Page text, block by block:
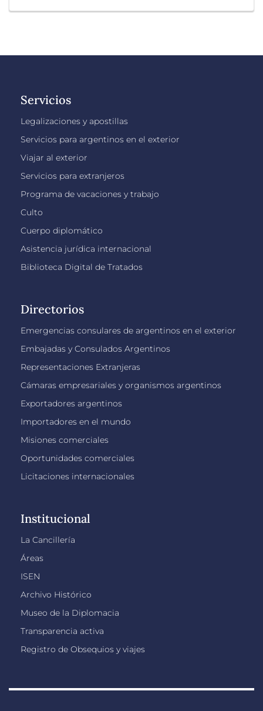
Servicios
Legalizaciones y apostillas
Servicios para argentinos en el exterior
Viajar al exterior
Servicios para extranjeros
Programa de vacaciones y trabajo
Culto
Cuerpo diplomático
Asistencia jurídica internacional
Biblioteca Digital de Tratados
Directorios
Emergencias consulares de argentinos en el exterior
Embajadas y Consulados Argentinos
Representaciones Extranjeras
Cámaras empresariales y organismos argentinos
Exportadores argentinos
Importadores en el mundo
Misiones comerciales
Oportunidades comerciales
Licitaciones internacionales
Institucional
La Cancillería
Áreas
ISEN
Archivo Histórico
Museo de la Diplomacia
Transparencia activa
Registro de Obsequios y viajes